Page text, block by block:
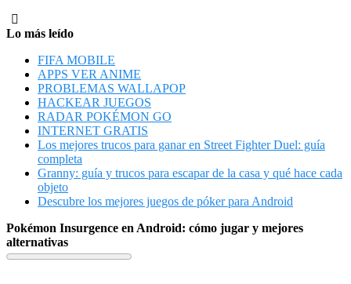
Lo más leído
FIFA MOBILE
APPS VER ANIME
PROBLEMAS WALLAPOP
HACKEAR JUEGOS
RADAR POKÉMON GO
INTERNET GRATIS
Los mejores trucos para ganar en Street Fighter Duel: guía
completa
Granny: guía y trucos para escapar de la casa y qué hace cada
objeto
Descubre los mejores juegos de póker para Android
Pokémon Insurgence en Android: cómo jugar y mejores
alternativas